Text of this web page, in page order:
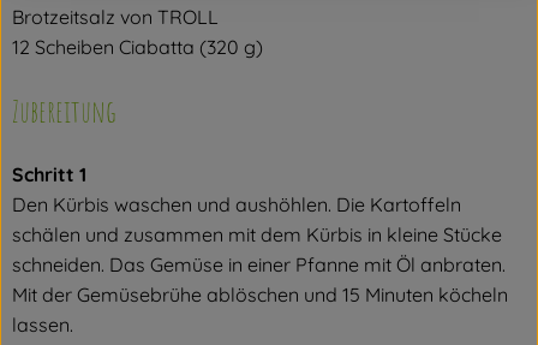
Brotzeitsalz von TROLL
12 Scheiben Ciabatta (320 g)
Zubereitung
Schritt 1
Den Kürbis waschen und aushöhlen. Die Kartoffeln
schälen und zusammen mit dem Kürbis in kleine Stücke
schneiden. Das Gemüse in einer Pfanne mit Öl anbraten.
Mit der Gemüsebrühe ablöschen und 15 Minuten köcheln
lassen.